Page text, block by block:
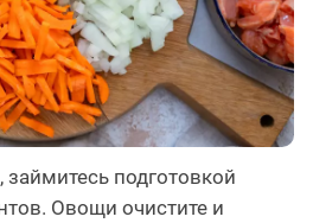
займитесь подготовкой
Овощи очистите и